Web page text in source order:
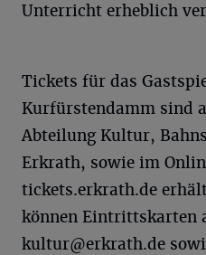
Unterricht erheblich
Tickets für das
Kurfürstendamm sind
Abteilung Kultur,
Erkrath, sowie im
tickets.erkrath.de
können Eintrittskarten
kultur@erkrath.de